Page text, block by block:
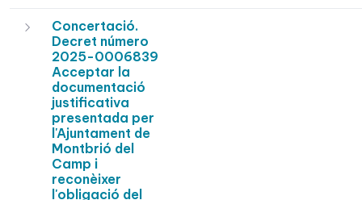
Concertació.
Decret número
2025-0006839
Acceptar la
documentació
justificativa
presentada per
l'Ajuntament de
Montbrió del
Camp i
reconèixer
l'obligació del